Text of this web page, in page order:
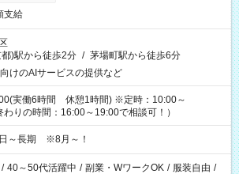
支給
)駅から徒歩2分 / 茅場町駅から徒歩6分
けのAIサービスの提供など
実働6時間 休憩1時間) ※定時：10:00～
りの時間：16:00～19:00で相談可！）
日～長期 ※8月～！
/ 40～50代活躍中 / 副業・WワークOK / 服装自由 /